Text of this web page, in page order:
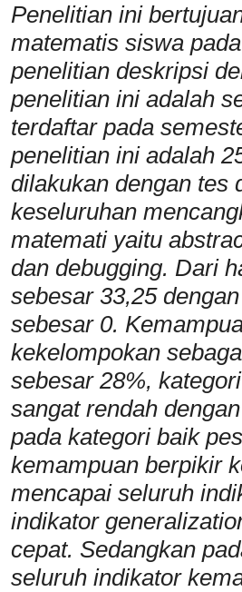
Penelitian ini
matematis siswa
penelitian deskripsi
penelitian ini adalah
terdaftar pada
penelitian ini adalah
dilakukan dengan tes
keseluruhan
matemati yaitu
dan debugging. Dari
sebesar 33,25
sebesar 0.
kekelompokan
sebesar 28%,
sangat rendah
pada kategori baik
kemampuan berpikir
mencapai seluruh
indikator
cepat. Sedangkan
seluruh indikator